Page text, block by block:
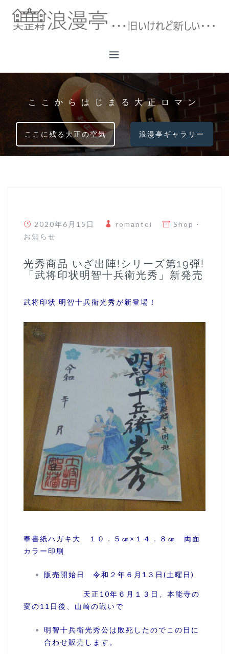
ッ
ここからはじまる大正ロマン
ここに残る大正の空気 浪漫亭ギャラリー
2020年6月15日 romantei Shop ・
お知らせ
光秀商品 いざ出陣!シリーズ第19弾!
「武将印状明智十兵衛光秀」新発売
武将印状 明智十兵衛光秀が新登場！
奉書紙ハガキ大 １０．５㎝×１４．８㎝ 両面
カラー印刷
販売開始日 令和２年６月1３日(土曜日)
天正10年６月１３日、本能寺の
変の11日後、山崎の戦いで
明智十兵衛光秀公は敗死したのでこの日に
合わせ販売します。